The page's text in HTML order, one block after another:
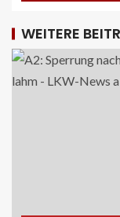
WEITERE